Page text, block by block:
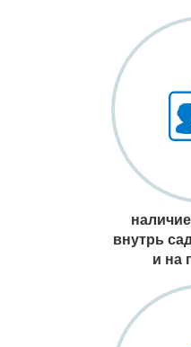
внутрь
и на